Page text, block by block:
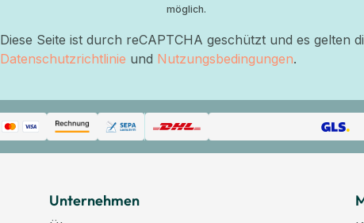
möglich.
Diese Seite ist durch reCAPTCHA geschützt und es gelten
Datenschutzrichtlinie und Nutzungsbedingungen.
Unternehmen